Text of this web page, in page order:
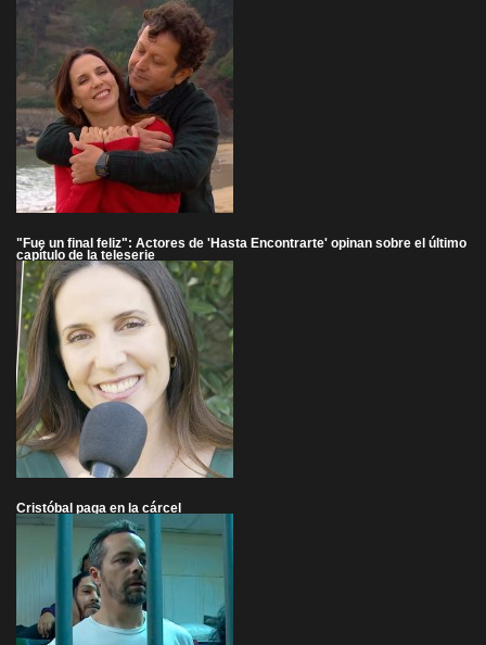
"Fue un final feliz": Actores de 'Hasta Encontrarte' opinan sobre el último
capítulo de la teleserie
Cristóbal paga en la cárcel